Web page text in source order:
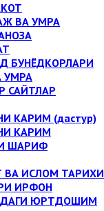
ВА УМРА
БУНЁДКОРЛАРИ
УМРА
САЙТЛАР
КАРИМ (дастур)
КАРИМ
ШАРИФ
ВА ИСЛОМ ТАРИХИ
ИРФОН
ЮРТДОШИМ